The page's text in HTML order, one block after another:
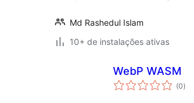
Md Rashedul Islam
10+ de instalações ativas
WebP WASM
(0total
de
)